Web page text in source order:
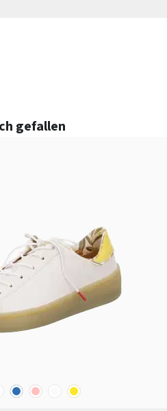
gefallen
blau rosa sonstige
gelb